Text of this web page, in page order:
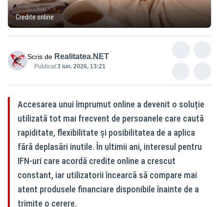
Credite online
Scris de Realitatea.NET
Publicat:3 iun. 2026, 13:21
Accesarea unui împrumut online a devenit o soluție
utilizată tot mai frecvent de persoanele care caută
rapiditate, flexibilitate și posibilitatea de a aplica
fără deplasări inutile. În ultimii ani, interesul pentru
IFN-uri care acordă credite online a crescut
constant, iar utilizatorii încearcă să compare mai
atent produsele financiare disponibile înainte de a
trimite o cerere.